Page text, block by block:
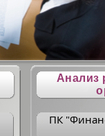
Анализ
ПК